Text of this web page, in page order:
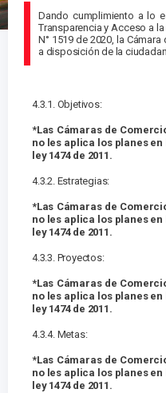
Dando cumplimiento a lo
Transparencia y Acceso a
N° 1519 de 2020, la
a disposición de la
4.3.1. Objetivos:
*Las Cámaras de
no les aplica los planes
ley 1474 de 2011.
4.3.2. Estrategias:
*Las Cámaras de
no les aplica los planes
ley 1474 de 2011.
4.3.3. Proyectos:
*Las Cámaras de
no les aplica los planes
ley 1474 de 2011.
4.3.4. Metas:
*Las Cámaras de
no les aplica los planes
ley 1474 de 2011.